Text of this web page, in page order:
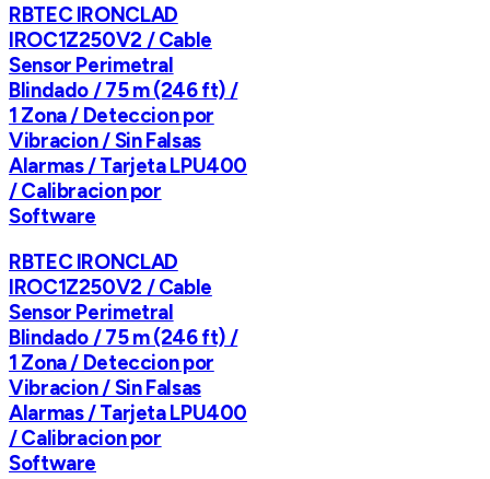
RBTEC IRONCLAD
IROC1Z250V2 / Cable
Sensor Perimetral
Blindado / 75 m (246 ft) /
1 Zona / Deteccion por
Vibracion / Sin Falsas
Alarmas / Tarjeta LPU400
/ Calibracion por
Software
RBTEC IRONCLAD
IROC1Z250V2 / Cable
Sensor Perimetral
Blindado / 75 m (246 ft) /
1 Zona / Deteccion por
Vibracion / Sin Falsas
Alarmas / Tarjeta LPU400
/ Calibracion por
Software